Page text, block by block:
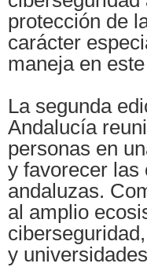
protección de
carácter
maneja en
La segunda
Andalucía
personas en
y favorecer las
andaluzas.
al amplio
y